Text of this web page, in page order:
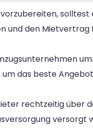
und den
um das beste
rechtzeitig über
versorgt